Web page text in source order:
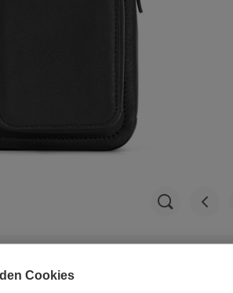
Cookies